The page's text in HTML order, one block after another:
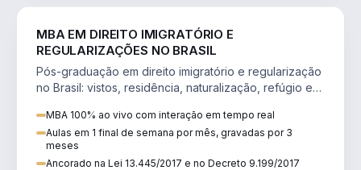
MBA EM DIREITO IMIGRATÓRIO E
REGULARIZAÇÕES NO BRASIL
Pós-graduação em direito imigratório e regularização
no Brasil: vistos, residência, naturalização, refúgio e
MBA 100% ao vivo com interação em tempo real
Aulas em 1 final de semana por mês, gravadas por 3
meses
Ancorado na Lei 13.445/2017 e no Decreto 9.199/2017